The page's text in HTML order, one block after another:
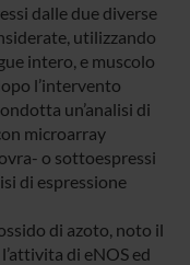
dalle due diverse
utilizzando
intero, e muscolo
l’intervento
un’analisi di
microarray
o sottoespressi
di espressione
di azoto, noto il
di eNOS ed